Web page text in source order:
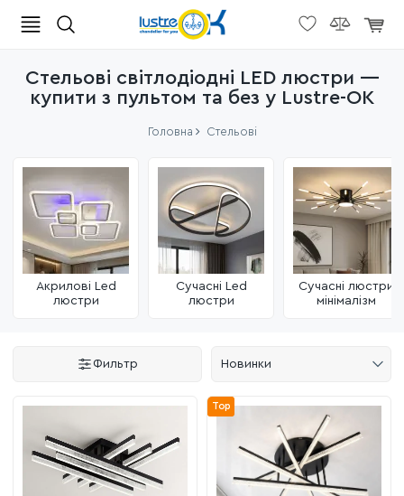
Стельові світлодіодні LED люстри —
купити з пультом та без у Lustre-OK
Головна Стельові
Акрилові Led
люстри
Сучасні Led
люстри
Сучасні люстри
мінімалізм
Фильтр Новинки
Top